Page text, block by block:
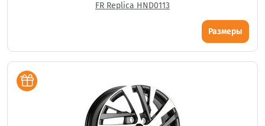
FR Replica HND0113
Размеры